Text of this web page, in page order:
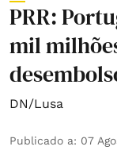
PRR:
mil
DN/Lusa
Publicado a: 07